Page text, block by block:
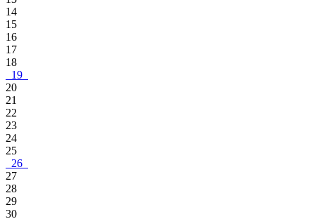
14
15
16
17
18
19
20
21
22
23
24
25
26
27
28
29
30